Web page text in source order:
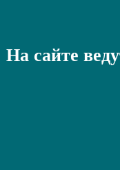
На сайте